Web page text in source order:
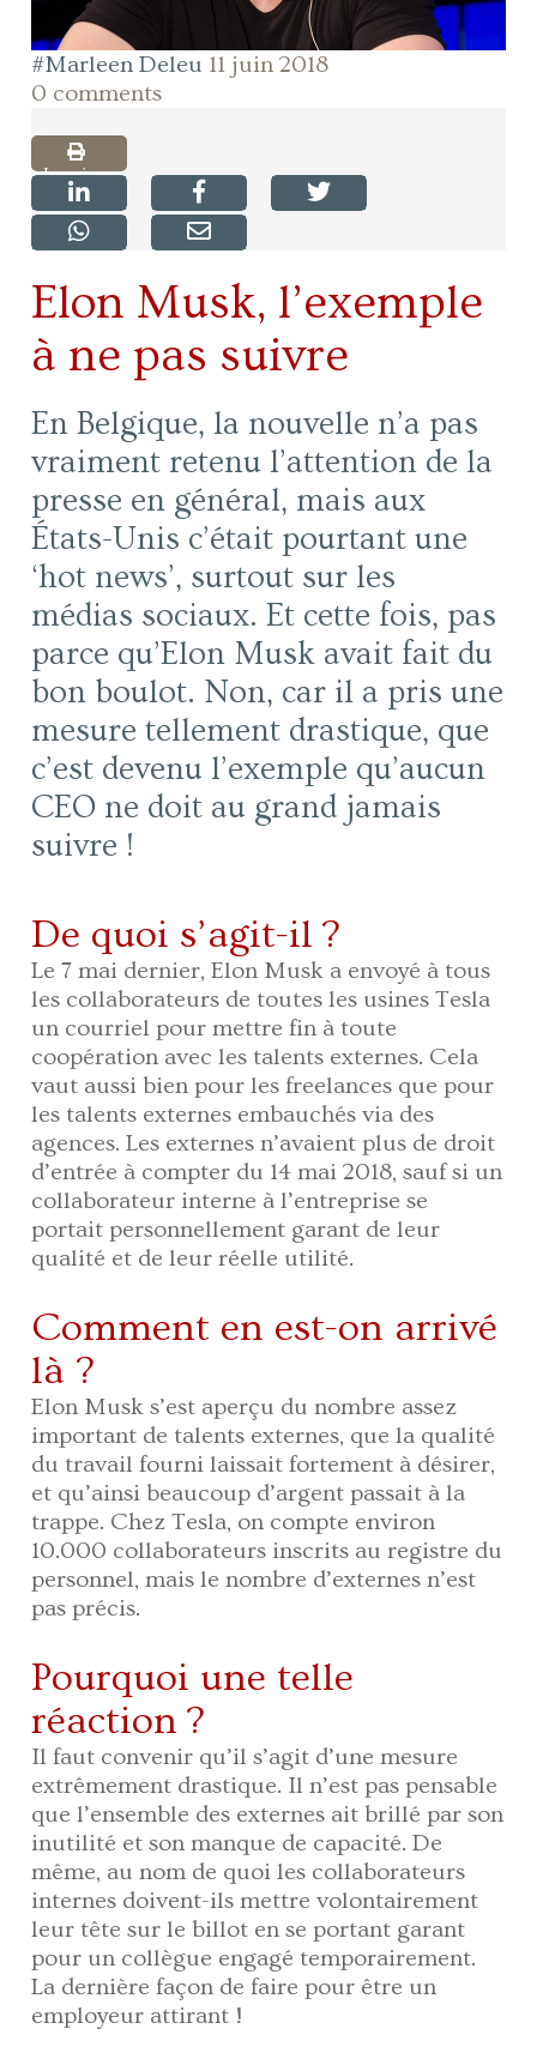
#Marleen Deleu 11 juin 2018
0 comments
Imprimer
Elon Musk, l’exemple
à ne pas suivre
En Belgique, la nouvelle n’a pas
vraiment retenu l’attention de la
presse en général, mais aux
États-Unis c’était pourtant une
‘hot news’, surtout sur les
médias sociaux. Et cette fois, pas
parce qu’Elon Musk avait fait du
bon boulot. Non, car il a pris une
mesure tellement drastique, que
c’est devenu l’exemple qu’aucun
CEO ne doit au grand jamais
suivre !
De quoi s’agit-il ?
Le 7 mai dernier, Elon Musk a envoyé à tous
les collaborateurs de toutes les usines Tesla
un courriel pour mettre fin à toute
coopération avec les talents externes. Cela
vaut aussi bien pour les freelances que pour
les talents externes embauchés via des
agences. Les externes n’avaient plus de droit
d’entrée à compter du 14 mai 2018, sauf si un
collaborateur interne à l’entreprise se
portait personnellement garant de leur
qualité et de leur réelle utilité.
Comment en est-on arrivé
là ?
Elon Musk s’est aperçu du nombre assez
important de talents externes, que la qualité
du travail fourni laissait fortement à désirer,
et qu’ainsi beaucoup d’argent passait à la
trappe. Chez Tesla, on compte environ
10.000 collaborateurs inscrits au registre du
personnel, mais le nombre d’externes n’est
pas précis.
Pourquoi une telle
réaction ?
Il faut convenir qu’il s’agit d’une mesure
extrêmement drastique. Il n’est pas pensable
que l’ensemble des externes ait brillé par son
inutilité et son manque de capacité. De
même, au nom de quoi les collaborateurs
internes doivent-ils mettre volontairement
leur tête sur le billot en se portant garant
pour un collègue engagé temporairement.
La dernière façon de faire pour être un
employeur attirant !